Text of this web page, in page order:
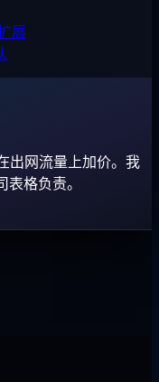
展
出网流量上加价。我
格负责。